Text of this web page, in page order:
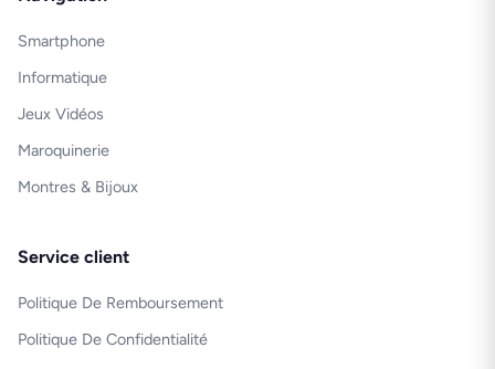
Smartphone
Informatique
Jeux Vidéos
Maroquinerie
Montres & Bijoux
Service client
Politique De Remboursement
Politique De Confidentialité